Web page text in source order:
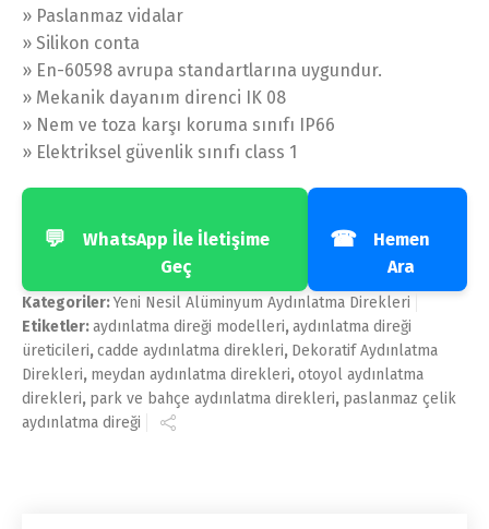
» Paslanmaz vidalar
» Silikon conta
» En-60598 avrupa standartlarına uygundur.
» Mekanik dayanım direnci IK 08
» Nem ve toza karşı koruma sınıfı IP66
» Elektriksel güvenlik sınıfı class 1
💬
WhatsApp İle İletişime
Geç
☎
Hemen
Ara
Kategoriler:Yeni Nesil Alüminyum Aydınlatma Direkleri
Etiketler:aydınlatma direği modelleri,aydınlatma direği
üreticileri,cadde aydınlatma direkleri, Dekoratif Aydınlatma
Direkleri, meydan aydınlatma direkleri,otoyol aydınlatma
direkleri, park ve bahçe aydınlatma direkleri, paslanmaz çelik
aydınlatma direği